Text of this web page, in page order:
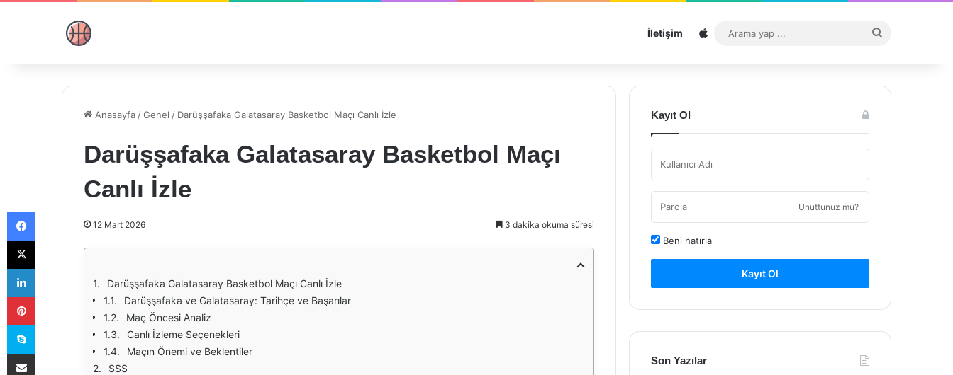
İletişim Sitemap
...
Anasayfa /Genel / Darüşşafaka Galatasaray Basketbol Maçı Canlı İzle
Darüşşafaka Galatasaray Basketbol Maçı
Canlı İzle
12 Mart 2026 3 dakika okuma süresi
Darüşşafaka Galatasaray Basketbol Maçı Canlı İzle
Darüşşafaka ve Galatasaray: Tarihçe ve Başarılar
Maç Öncesi Analiz
Canlı İzleme Seçenekleri
Maçın Önemi ve Beklentiler
SSS
Kayıt Ol
Unuttunuz mu?
Beni hatırla
Kayıt Ol
Son Yazılar
Facebook
X
LinkedIn
Pinterest
Skype
E-Posta ile paylaş